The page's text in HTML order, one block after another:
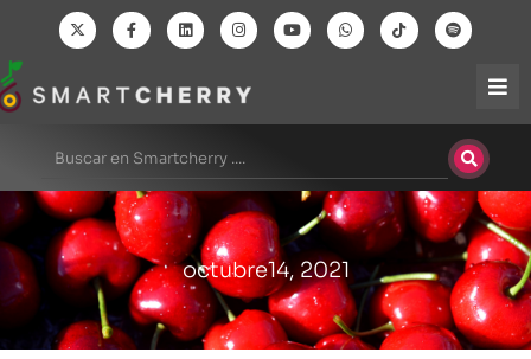
octubre14, 2021